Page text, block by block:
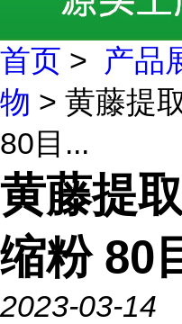
首页 > 产品
物 > 黄藤提
80目...
黄藤提
缩粉 80
2023-03-14